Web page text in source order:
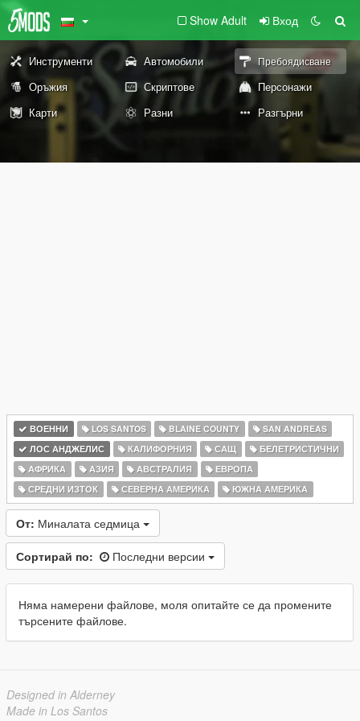
Show Adult Вход
Инструменти Автомобили Пребоядисване
Оръжия Скриптове
Персонажи
Карти
Разни Разгърни
ВОЕННИ LOS SANTOS BLAINE COUNTY
SAN ANDREAS
ЛОС АНДЖЕЛИС
КАЛИФОРНИЯ САЩ
БЕЛЕТРИСТИЧНИ
АФРИКА
АЗИЯ АВСТРАЛИЯ
ЕВРОПА
СРЕДНИ ИЗТОК
СЕВЕРНА АМЕРИКА ЮЖНА АМЕРИКА
От: Миналата седмица
Сортирай по: Последни версии
Няма намерени файлове, моля опитайте се да промените
търсените файлове.
Designed in Alderney
Made in Los Santos